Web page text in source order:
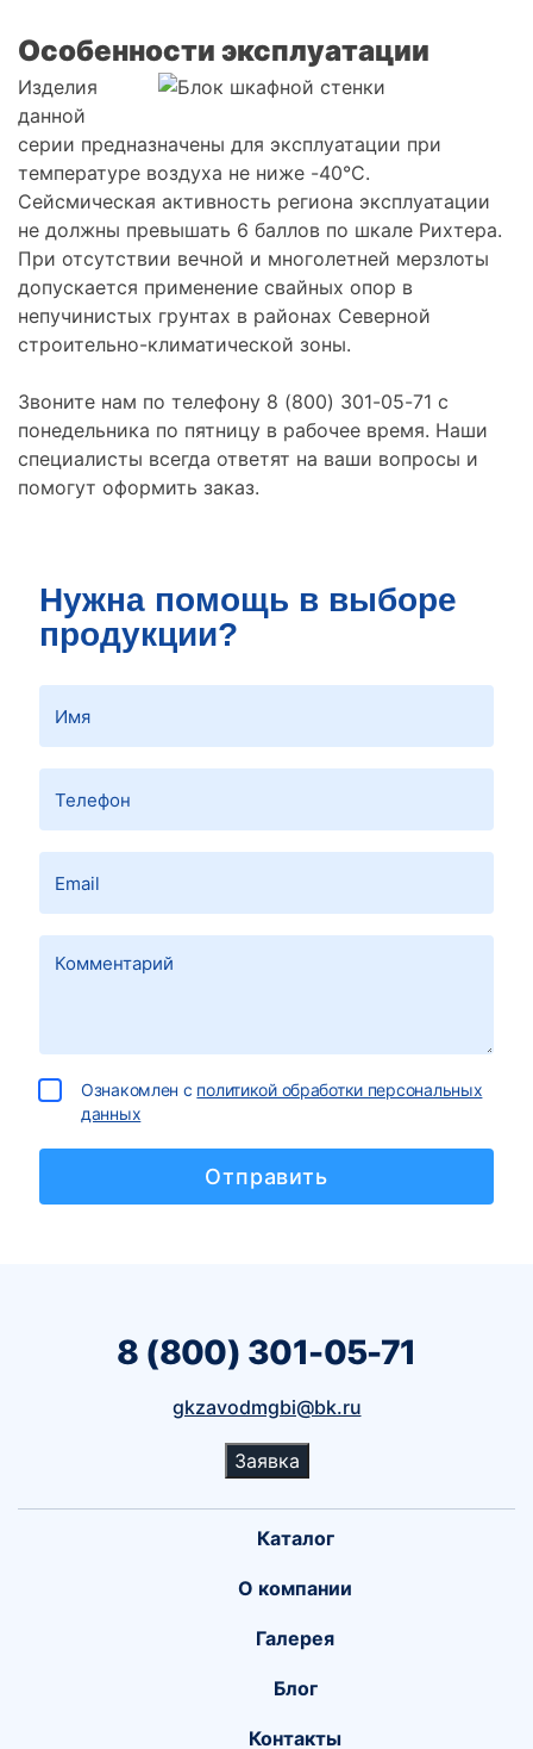
Особенности эксплуатации
Изделия
данной
серии предназначены для эксплуатации при
температуре воздуха не ниже -40°С.
Сейсмическая активность региона эксплуатации
не должны превышать 6 баллов по шкале Рихтера.
При отсутствии вечной и многолетней мерзлоты
допускается применение свайных опор в
непучинистых грунтах в районах Северной
строительно-климатической зоны.
Звоните нам по телефону 8 (800) 301-05-71 с
понедельника по пятницу в рабочее время. Наши
специалисты всегда ответят на ваши вопросы и
помогут оформить заказ.
Нужна помощь в выборе
продукции?
Ознакомлен с политикой обработки персональных
данных
8 (800) 301-05-71
gkzavodmgbi@bk.ru
Заявка
Каталог
О компании
Галерея
Блог
Контакты